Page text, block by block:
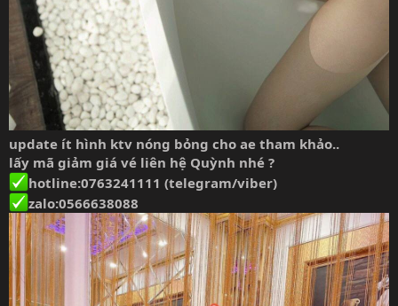
update ít hình ktv nóng bỏng cho ae tham khảo..
lấy mã giảm giá vé liên hệ Quỳnh nhé ?
hotline:0763241111 (telegram/viber)
zalo:0566638088